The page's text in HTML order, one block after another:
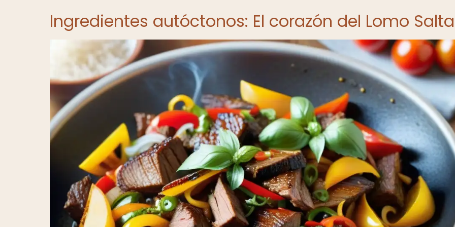
Ingredientes autóctonos: El corazón del Lomo